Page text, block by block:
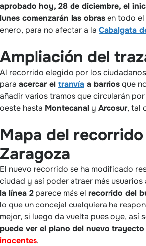
aprobado hoy, 28 de diciembre, el
lunes comenzarán las obrasen todo
enero, para no afectar a la Cabalgata
Ampliación del
Al recorrido elegido por los
para acercar el tranvía a barriosque
añadir varios tramos que circularán por
oeste hasta Montecanal y Arcosur, tal
Mapa del
Zaragoza
El nuevo recorrido se ha modificado
ciudad y así poder atraer más usuarios
la línea 2 parece más el recorrido del
lo que un concejal cualquiera ha
mejor, si luego da vuelta pues oye, así
puede ver el plano del nuevo
inocentes.